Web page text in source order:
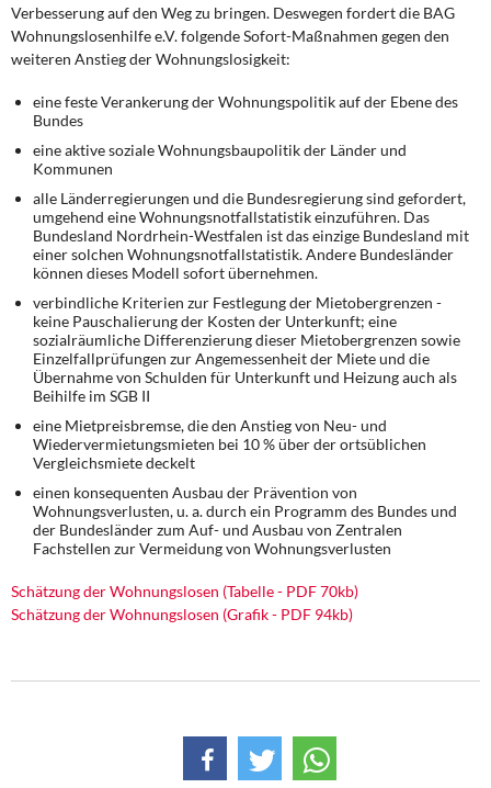
Verbesserung auf den Weg zu bringen. Deswegen fordert die BAG
Wohnungslosenhilfe e.V. folgende Sofort-Maßnahmen gegen den
weiteren Anstieg der Wohnungslosigkeit:
eine feste Verankerung der Wohnungspolitik auf der Ebene des
Bundes
eine aktive soziale Wohnungsbaupolitik der Länder und
Kommunen
alle Länderregierungen und die Bundesregierung sind gefordert,
umgehend eine Wohnungsnotfallstatistik einzuführen. Das
Bundesland Nordrhein-Westfalen ist das einzige Bundesland mit
einer solchen Wohnungsnotfallstatistik. Andere Bundesländer
können dieses Modell sofort übernehmen.
verbindliche Kriterien zur Festlegung der Mietobergrenzen -
keine Pauschalierung der Kosten der Unterkunft; eine
sozialräumliche Differenzierung dieser Mietobergrenzen sowie
Einzelfallprüfungen zur Angemessenheit der Miete und die
Übernahme von Schulden für Unterkunft und Heizung auch als
Beihilfe im SGB II
eine Mietpreisbremse, die den Anstieg von Neu- und
Wiedervermietungsmieten bei 10 % über der ortsüblichen
Vergleichsmiete deckelt
einen konsequenten Ausbau der Prävention von
Wohnungsverlusten, u. a. durch ein Programm des Bundes und
der Bundesländer zum Auf- und Ausbau von Zentralen
Fachstellen zur Vermeidung von Wohnungsverlusten
Schätzung der Wohnungslosen (Tabelle - PDF 70kb)
Schätzung der Wohnungslosen (Grafik - PDF 94kb)